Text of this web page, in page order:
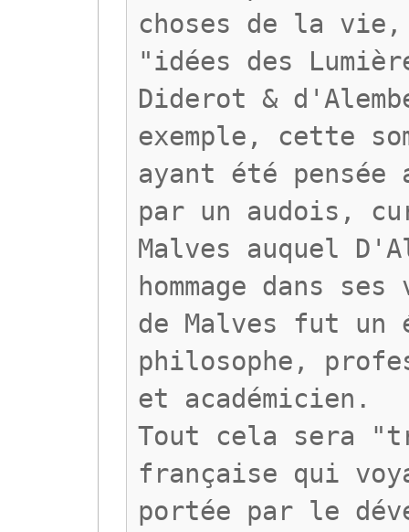
choses de la
"idées des
Diderot &
exemple, cette
ayant été
par un audois,
Malves auquel
hommage dans
de Malves fut un
philosophe,
et académicien.
Tout cela sera
française qui
portée par le